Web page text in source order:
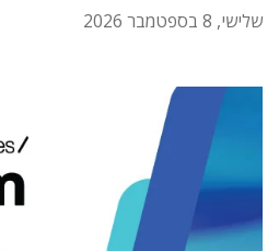
שלישי, 8 בספטמבר 2026